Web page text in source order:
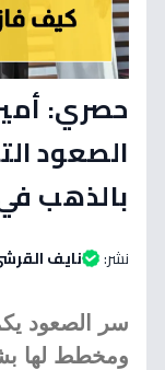
حصري:
الصعود
بالذهب
نشر: نايف
سر الصعود
ومخطط لها